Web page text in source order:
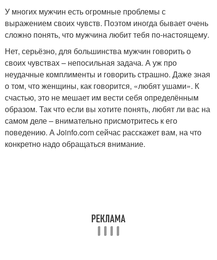
У многих мужчин есть огромные проблемы с
выражением своих чувств. Поэтом иногда бывает очень
сложно понять, что мужчина любит тебя по-настоящему.
Нет, серьёзно, для большинства мужчин говорить о
своих чувствах – непосильная задача. А уж про
неудачные комплименты и говорить страшно. Даже зная
о том, что женщины, как говорится, «любят ушами». К
счастью, это не мешает им вести себя определённым
образом. Так что если вы хотите понять, любят ли вас на
самом деле – внимательно присмотритесь к его
поведению. А Joinfo.com сейчас расскажет вам, на что
конкретно надо обращаться внимание.